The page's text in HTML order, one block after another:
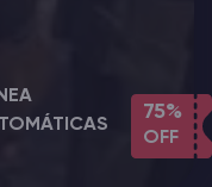
75%
OFF